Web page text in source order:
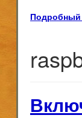
Подробный